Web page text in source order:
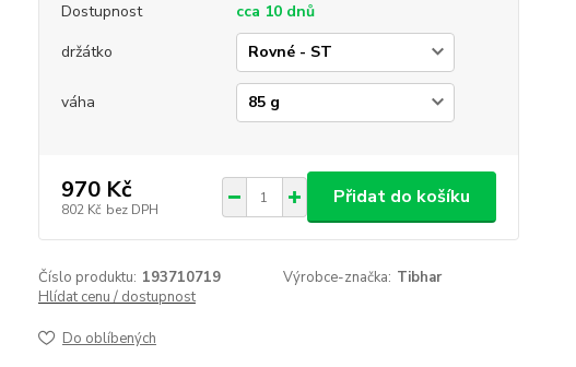
Dostupnost
cca 10 dnů
držátko
váha
970 Kč
802 Kč bez DPH
Přidat do košíku
Číslo produktu: 193710719 Výrobce-značka: Tibhar
Hlídat cenu / dostupnost
Do oblíbených